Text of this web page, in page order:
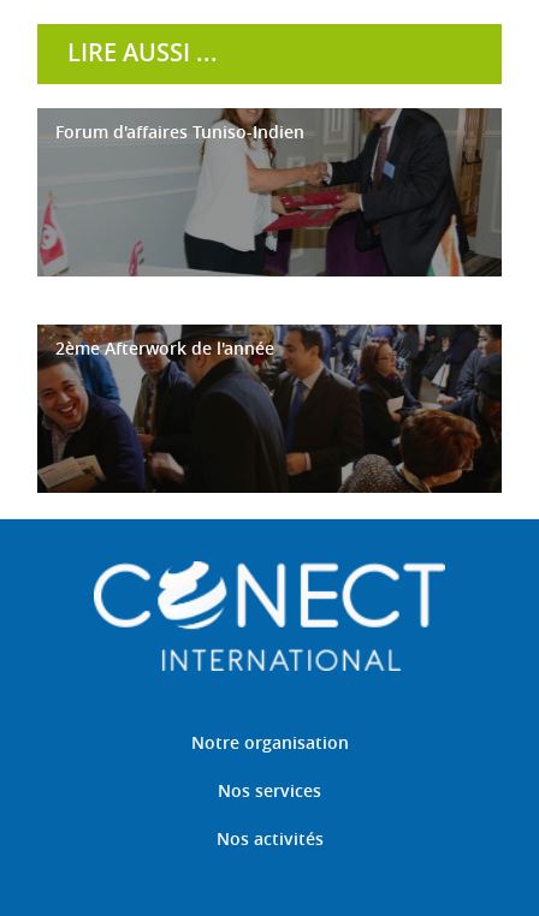
LIRE AUSSI ...
Forum d'affaires Tuniso-Indien
2ème Afterwork de l'année
Notre organisation
Nos services
Nos activités